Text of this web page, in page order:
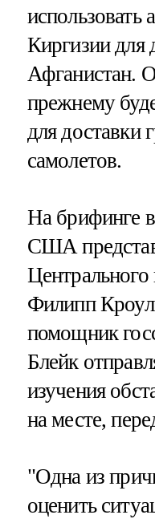
использовать
Киргизии для
Афганистан.
прежнему
для доставки
самолетов.
На брифинге
США
Филипп
помощник
Блейк
изучения
на месте,
"Одна из
оценить